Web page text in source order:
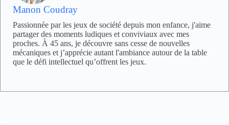
Manon Coudray
Passionnée par les jeux de société depuis mon enfance, j'aime
partager des moments ludiques et conviviaux avec mes
proches. À 45 ans, je découvre sans cesse de nouvelles
mécaniques et j’apprécie autant l'ambiance autour de la table
que le défi intellectuel qu’offrent les jeux.